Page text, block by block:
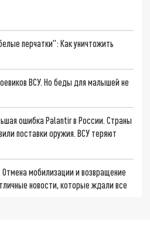
перчатки": Как уничтожить
ВСУ. Но беды для малышей не
ошибка Palantir в России. Страны
поставки оружия. ВСУ теряют
мобилизации и возвращение
новости, которые ждали все